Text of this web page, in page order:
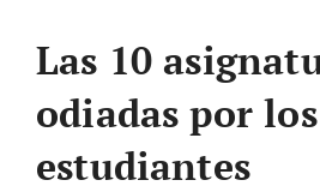
Las 10
odiadas por los
estudiantes